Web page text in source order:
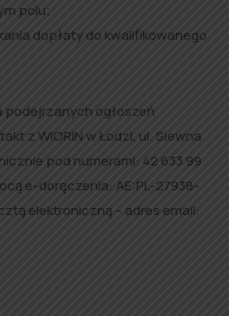
polu;
dopłaty do kwalifikowanego
ogłoszeń
z WIORIN w Łodzi, ul. Siewna
pod numerami: 42 633 99
e-doręczenia: AE:PL-27938-
elektroniczną – adres email: